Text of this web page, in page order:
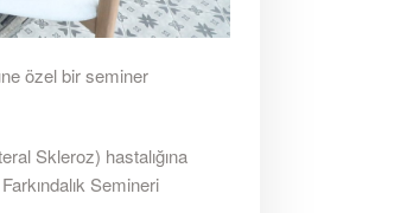
özel bir seminer
Skleroz) hastalığına
Semineri